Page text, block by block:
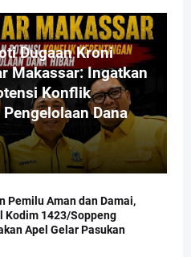
Dugaan Kroni
Makassar: Ingatkan
Konflik
Dana
Pemilu Aman dan Damai,
Kodim 1423/Soppeng
Apel Gelar Pasukan